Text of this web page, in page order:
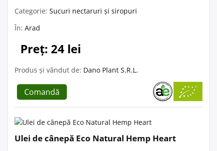
Categorie: Sucuri nectaruri și siropuri
În: Arad
Preț: 24 lei
Produs și vândut de: Dano Plant S.R.L.
Comandă
Ulei de cânepă Eco Natural Hemp Heart